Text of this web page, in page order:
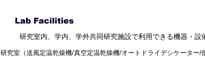
研究室内、学内、学外共同研究施設で利用できる機器・設
研究室（送風定温乾燥機/真空定温乾燥機/オートドライデシケーター/